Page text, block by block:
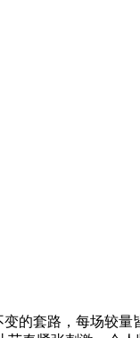
的套路，每场较